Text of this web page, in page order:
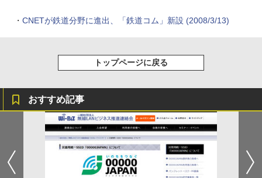
・ CNETが鉄道分野に進出、「鉄道コム」新設 (2008/3/13)
トップページに戻る
おすすめ記事